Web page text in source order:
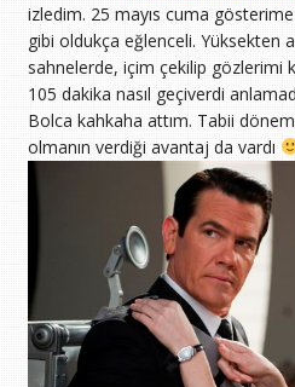
izledim. 25 mayıs cuma
gibi oldukça eğlenceli. Yüksekten
sahnelerde, içim çekilip gözlerimi
105 dakika nasıl geçiverdi
Bolca kahkaha attım. Tabii
olmanın verdiği avantaj da vardı